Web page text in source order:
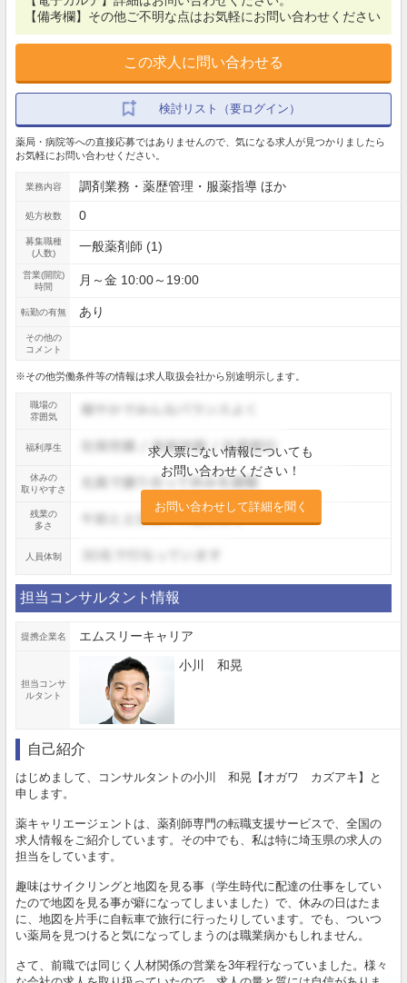
【備考欄】その他ご不明な点はお気軽にお問い合わせください
この求人に問い合わせる
検討リスト（要ログイン）
薬局・病院等への直接応募ではありませんので、気になる求人が見つかりましたら
お気軽にお問い合わせください。
業務内容 調剤業務・薬歴管理・服薬指導 ほか
処方枚数 0
募集職種
(人数)
一般薬剤師 (1)
営業(開院)
時間
月～金 10:00～19:00
転勤の有無 あり
その他の
コメント
※その他労働条件等の情報は求人取扱会社から別途明示します。
職場の
雰囲気
求人票にない情報についても
お問い合わせください！
お問い合わせして詳細を聞く
福利厚生
休みの
取りやすさ
残業の
多さ
人員体制
担当コンサルタント情報
提携企業名 エムスリーキャリア
担当コンサ
ルタント
小川 和晃
自己紹介
はじめまして、コンサルタントの小川 和晃【オガワ カズアキ】と
申します。
薬キャリエージェントは、薬剤師専門の転職支援サービスで、全国の
求人情報をご紹介しています。その中でも、私は特に埼玉県の求人の
担当をしています。
趣味はサイクリングと地図を見る事（学生時代に配達の仕事をしてい
たので地図を見る事が癖になってしまいました）で、休みの日はたま
に、地図を片手に自転車で旅行に行ったりしています。でも、ついつ
い薬局を見つけると気になってしまうのは職業病かもしれません。
さて、前職では同じく人材関係の営業を3年程行なっていました。様々